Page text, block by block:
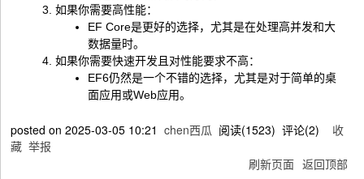
如果你需要高性能：
EF Core是更好的选择，尤其是在处理高并发和大
数据量时。
如果你需要快速开发且对性能要求不高：
EF6仍然是一个不错的选择，尤其是对于简单的桌
面应用或Web应用。
posted on 2025-03-05 10:21 chen西瓜 阅读(1523) 评论(2) 收
藏 举报
刷新页面 返回顶部